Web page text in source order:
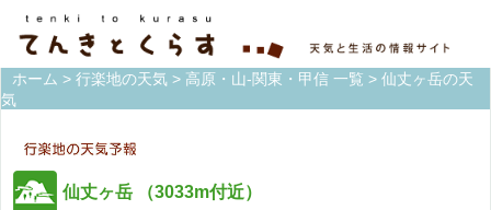
ホーム > 行楽地の天気 > 高原・山-関東・甲信 一覧 > 仙丈ヶ岳の天
気
仙丈ヶ岳 （3033m付近）